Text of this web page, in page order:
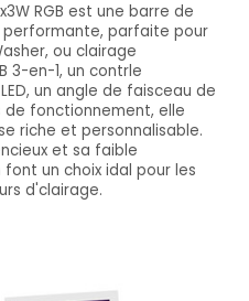
RGB est une barre de
performante, parfaite pour
ou clairage
3-en-1, un contrle
un angle de faisceau de
de fonctionnement, elle
riche et personnalisable.
et sa faible
un choix idal pour les
d'clairage.